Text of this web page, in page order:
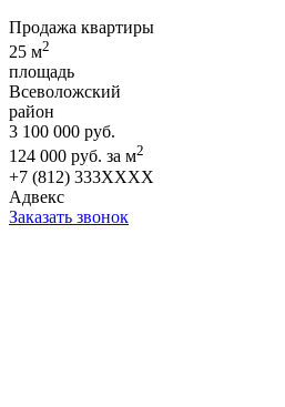
Продажа квартиры
25 м2
площадь
Всеволожский
район
3 100 000 руб.
124 000 руб. за м2
+7 (812) 333XXXX
Адвекс
Заказать звонок